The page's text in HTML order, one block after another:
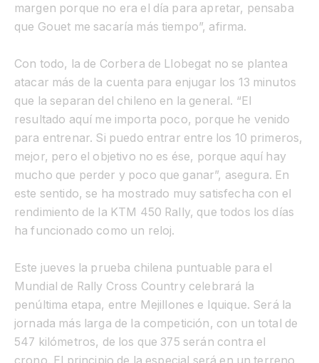
margen porque no era el día para apretar, pensaba
que Gouet me sacaría más tiempo”, afirma.
Con todo, la de Corbera de Llobegat no se plantea
atacar más de la cuenta para enjugar los 13 minutos
que la separan del chileno en la general. “El
resultado aquí me importa poco, porque he venido
para entrenar. Si puedo entrar entre los 10 primeros,
mejor, pero el objetivo no es ése, porque aquí hay
mucho que perder y poco que ganar”, asegura. En
este sentido, se ha mostrado muy satisfecha con el
rendimiento de la KTM 450 Rally, que todos los días
ha funcionado como un reloj.
Este jueves la prueba chilena puntuable para el
Mundial de Rally Cross Country celebrará la
penúltima etapa, entre Mejillones e Iquique. Será la
jornada más larga de la competición, con un total de
547 kilómetros, de los que 375 serán contra el